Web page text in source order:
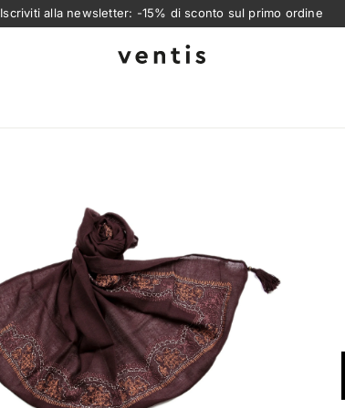
Iscriviti alla newsletter: -15% di sconto sul primo ordine
Ventis